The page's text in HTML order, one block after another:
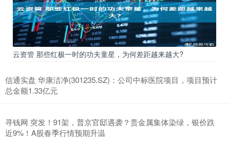
云资管 那些红极一时的功夫童星，为何差距越来越大?
信通实盘 华康洁净(301235.SZ)：公司中标医院项目，项目预计
总金额1.33亿元
寻钱网 突发！91架，普京官邸遇袭？贵金属集体染绿，银价跌
近9%！A股春季行情预期升温